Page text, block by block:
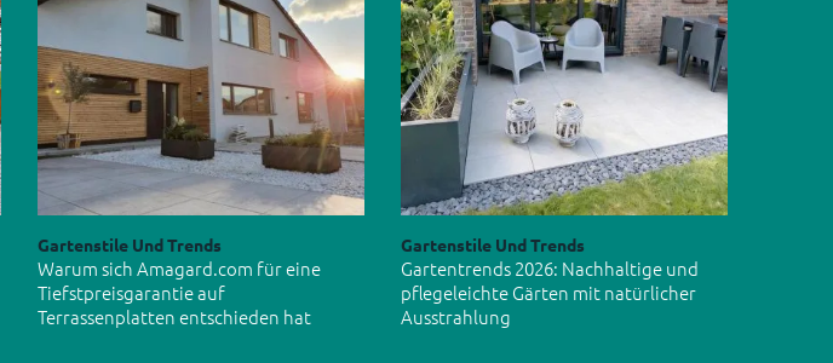
Gartenstile Und Trends
Warum sich Amagard.com für eine
Tiefstpreisgarantie auf
Terrassenplatten entschieden hat
Gartenstile Und Trends
Gartentrends 2026: Nachhaltige und
pflegeleichte Gärten mit natürlicher
Ausstrahlung